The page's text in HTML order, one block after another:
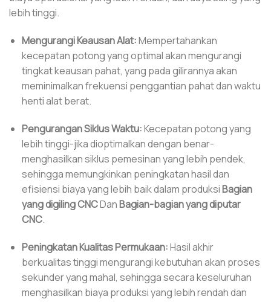
lebih tinggi.
Mengurangi Keausan Alat:Mempertahankan
kecepatan potong yang optimal akan mengurangi
tingkat keausan pahat, yang pada gilirannya akan
meminimalkan frekuensi penggantian pahat dan waktu
henti alat berat.
Pengurangan Siklus Waktu:Kecepatan potong yang
lebih tinggi-jika dioptimalkan dengan benar-
menghasilkan siklus pemesinan yang lebih pendek,
sehingga memungkinkan peningkatan hasil dan
efisiensi biaya yang lebih baik dalam produksiBagian
yang digiling CNCDanBagian-bagian yang diputar
CNC.
Peningkatan Kualitas Permukaan:Hasil akhir
berkualitas tinggi mengurangi kebutuhan akan proses
sekunder yang mahal, sehingga secara keseluruhan
menghasilkan biaya produksi yang lebih rendah dan